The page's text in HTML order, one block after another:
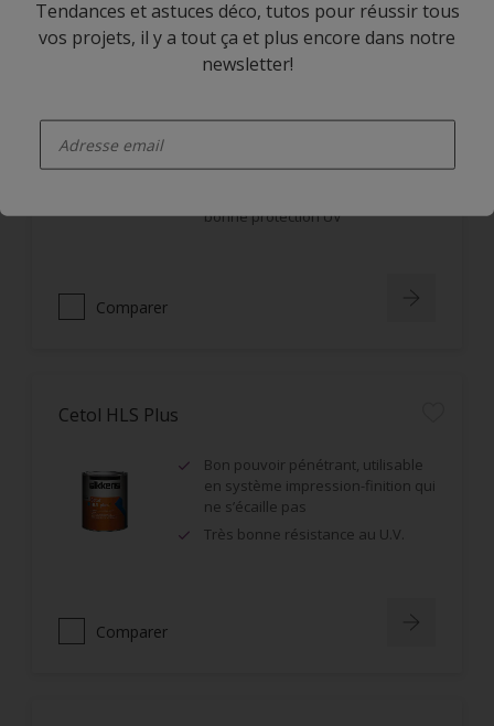
Non filmogène, ne s'écaille pas
bonne protection UV
Comparer
Cetol HLS Plus
Bon pouvoir pénétrant, utilisable
en système impression-finition qui
ne s’écaille pas
Très bonne résistance au U.V.
Comparer
Tendances et astuces déco, tutos pour réussir tous
vos projets, il y a tout ça et plus encore dans notre
newsletter!